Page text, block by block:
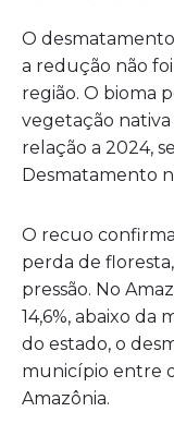
O
a redução não
região. O bioma
vegetação nativa
relação a 2024,
Desmatamento
O recuo
perda de
pressão. No
14,6%, abaixo da
do estado, o
município entre
Amazônia.